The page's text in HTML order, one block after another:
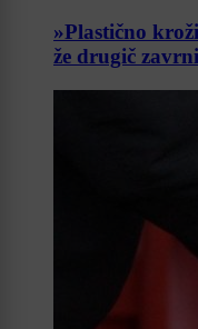
»Plastično
že drugič